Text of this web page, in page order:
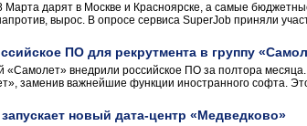
дарят в Москве и Красноярске, а самые
вырос. В опросе сервиса SuperJob приняли
ПО для рекрутмента в группу
«Самолет» внедрили российское ПО за полтора
заменив важнейшие функции иностранного софта.
новый дата-центр «Медведково»